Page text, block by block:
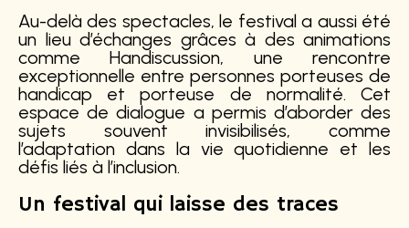
Au-delà des spectacles, le festival a aussi été
un lieu d’échanges grâces à des animations
commeHandiscussion, une rencontre
exceptionnelle entre personnes porteuses de
handicap et porteuse de normalité. Cet
espace de dialogue a permis d’aborder des
sujets souvent invisibilisés, comme
l’adaptation dans la vie quotidienne et les
défis liés à l’inclusion.
Un festival qui laisse des traces